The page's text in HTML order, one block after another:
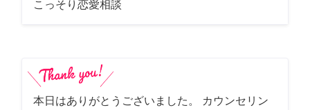
こっそり恋愛相談
本日はありがとうございました。 カウンセリン